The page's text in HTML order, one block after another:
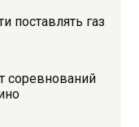
поставлять газ
соревнований